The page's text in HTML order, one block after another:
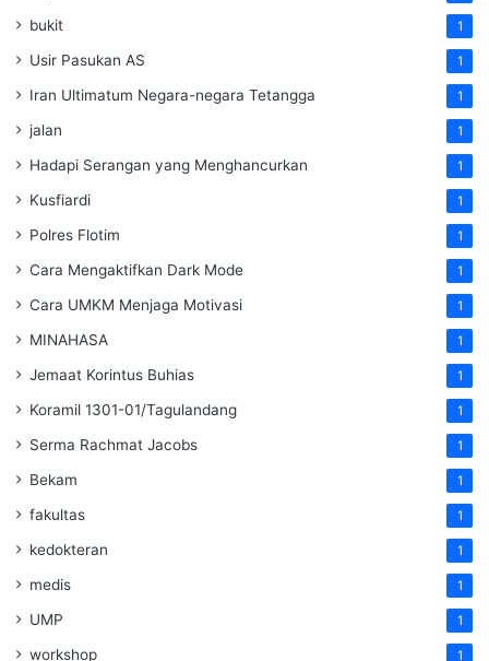
bukit 1
Usir Pasukan AS 1
Iran Ultimatum Negara-negara Tetangga 1
jalan 1
Hadapi Serangan yang Menghancurkan 1
Kusfiardi 1
Polres Flotim 1
Cara Mengaktifkan Dark Mode 1
Cara UMKM Menjaga Motivasi 1
MINAHASA 1
Jemaat Korintus Buhias 1
Koramil 1301-01/Tagulandang 1
Serma Rachmat Jacobs 1
Bekam 1
fakultas 1
kedokteran 1
medis 1
UMP 1
workshop 1